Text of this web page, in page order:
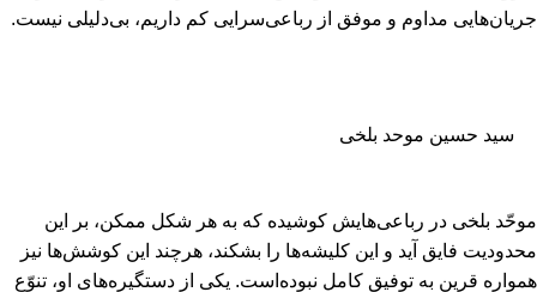
جریان‌هایی مداوم و موفق از رباعی‌سرایی کم داریم‌، بی‌دلیلی نیست‌.
سید حسین موحد بلخی
موحّد بلخی در رباعی‌هایش کوشیده که به هر شکل ممکن‌، بر این
محدودیت فایق آید و این کلیشه‌ها را بشکند، هرچند این کوشش‌ها نیز
همواره قرین به توفیق کامل نبوده‌است‌. یکی از دستگیره‌های او، تنوّع